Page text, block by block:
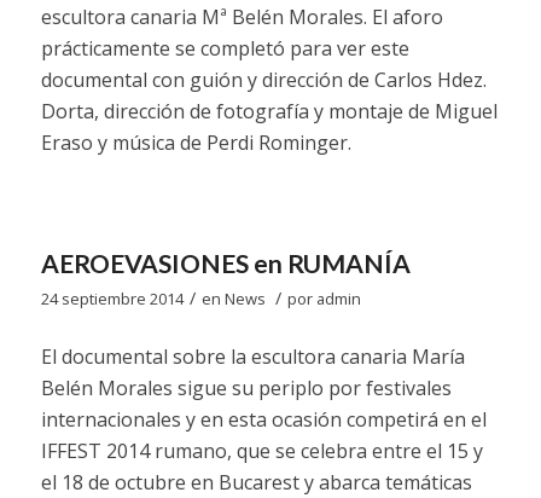
escultora canaria Mª Belén Morales. El aforo
prácticamente se completó para ver este
documental con guión y dirección de Carlos Hdez.
Dorta, dirección de fotografía y montaje de Miguel
Eraso y música de Perdi Rominger.
AEROEVASIONES en RUMANÍA
24 septiembre 2014 / en News / por admin
El documental sobre la escultora canaria María
Belén Morales sigue su periplo por festivales
internacionales y en esta ocasión competirá en el
IFFEST 2014 rumano, que se celebra entre el 15 y
el 18 de octubre en Bucarest y abarca temáticas